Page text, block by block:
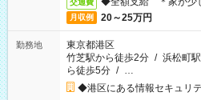
交通費
月収例 20～25万円
勤務地
東京都港区
竹芝駅から徒歩2分 / 浜松町
ら徒歩5分 / …
◆港区にある情報セキュリ